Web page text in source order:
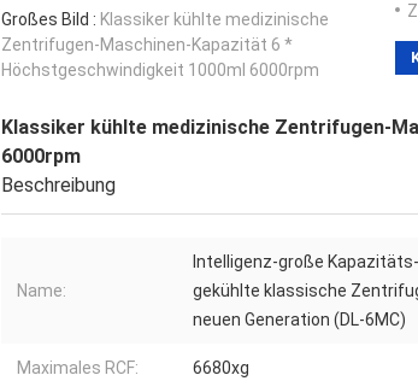
Großes Bild : Klassiker kühlte medizinische
Zentrifugen-Maschinen-Kapazität 6 *
Höchstgeschwindigkeit 1000ml 6000rpm
Klassiker kühlte medizinische Zentrifugen-
6000rpm
Beschreibung
Name:
Intelligenz-große Kapazitäts-
gekühlte klassische
neuen Generation (DL-6MC)
Maximales RCF: 6680xg